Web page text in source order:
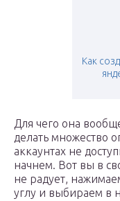
Как
Для чего она
делать множество
аккаунтах не
начнем. Вот вы в
не радует,
углу и выбираем в